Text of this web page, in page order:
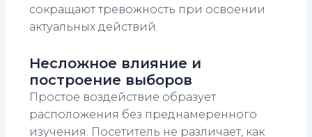
сокращают тревожность при освоении
актуальных действий.
Несложное влияние и
построение выборов
Простое воздействие образует
расположения без преднамеренного
изучения. Посетитель не различает, как